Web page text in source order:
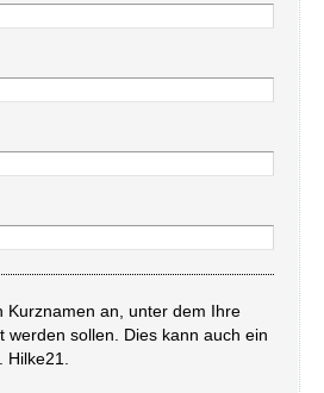
Kurznamen an, unter dem Ihre
werden sollen. Dies kann auch ein